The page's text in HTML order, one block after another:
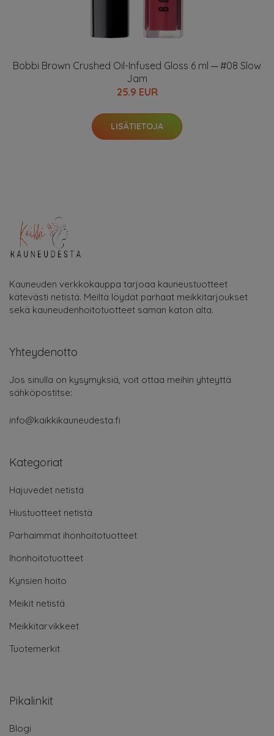
Bobbi Brown Crushed Oil-Infused Gloss 6 ml ─ #08 Slow
Jam
25.9 EUR
LISÄTIETOJA
Kauneuden verkkokauppa tarjoaa kauneustuotteet
kätevästi netistä. Meiltä löydät parhaat meikkitarjoukset
sekä kauneudenhoitotuotteet saman katon alta.
Yhteydenotto
Jos sinulla on kysymyksiä, voit ottaa meihin yhteyttä
sähköpostitse:
info@kaikkikauneudesta.fi
Kategoriat
Hajuvedet netistä
Hiustuotteet netistä
Parhaimmat ihonhoitotuotteet
Ihonhoitotuotteet
Kynsien hoito
Meikit netistä
Meikkitarvikkeet
Tuotemerkit
Pikalinkit
Blogi